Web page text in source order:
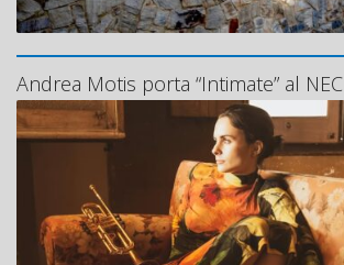
Andrea Motis porta “Intimate” al NEC